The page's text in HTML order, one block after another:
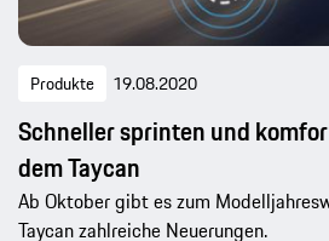
Produkte 19.08.2020
Schneller sprinten und
dem Taycan
Ab Oktober gibt es zum
Taycan zahlreiche Neuerungen.